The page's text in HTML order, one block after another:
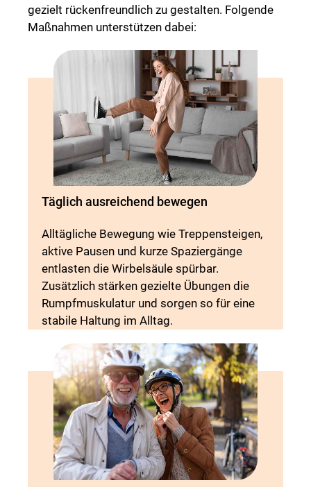
gezielt rückenfreundlich zu gestalten. Folgende
Maßnahmen unterstützen dabei:
Täglich ausreichend bewegen
Alltägliche Bewegung wie Treppensteigen,
aktive Pausen und kurze Spaziergänge
entlasten die Wirbelsäule spürbar.
Zusätzlich stärken gezielte Übungen die
Rumpfmuskulatur und sorgen so für eine
stabile Haltung im Alltag.